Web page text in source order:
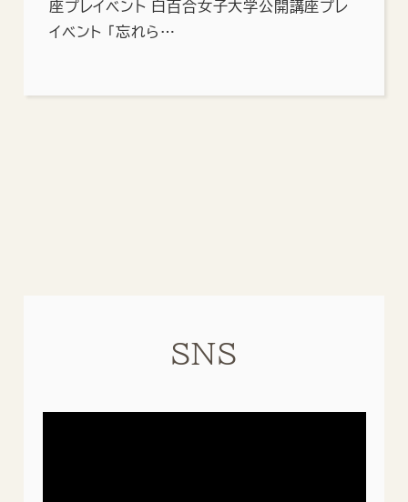
座プレイベント 白百合女子大学公開講座プレ
イベント 「忘れら…
SNS